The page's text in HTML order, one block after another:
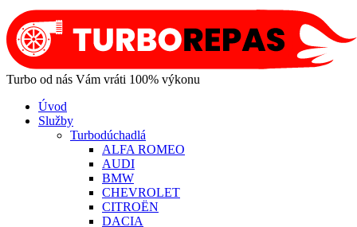
Turbo od nás Vám vráti 100% výkonu
Úvod
Služby
Turbodúchadlá
ALFA ROMEO
AUDI
BMW
CHEVROLET
CITROËN
DACIA